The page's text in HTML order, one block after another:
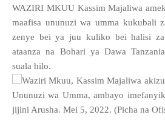
WAZIRI MKUU Kassim Majaliwa
maafisa ununuzi wa umma kukubali
zenye bei ya juu kuliko bei halisi
ataanza na Bohari ya Dawa
suala hilo.
Waziri Mkuu, Kassim Majaliwa
Ununuzi wa Umma, ambayo
jijini Arusha. Mei 5, 2022. (Picha na